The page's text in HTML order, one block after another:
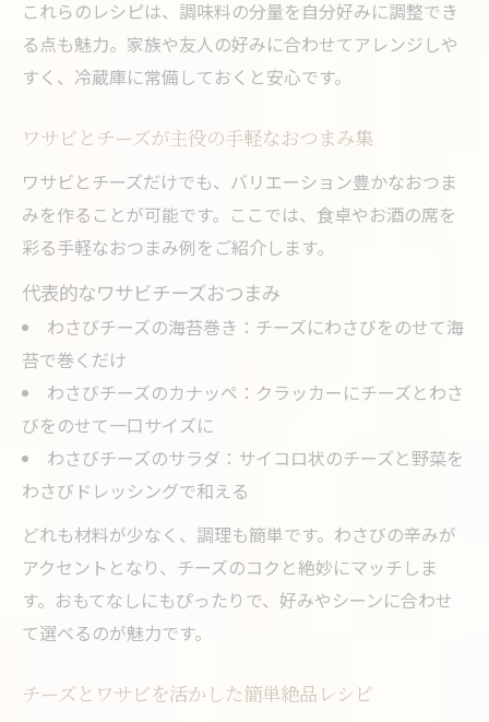
これらのレシピは、調味料の分量を自分好みに調整でき
る点も魅力。家族や友人の好みに合わせてアレンジしや
すく、冷蔵庫に常備しておくと安心です。
ワサビとチーズが主役の手軽なおつまみ集
ワサビとチーズだけでも、バリエーション豊かなおつま
みを作ることが可能です。ここでは、食卓やお酒の席を
彩る手軽なおつまみ例をご紹介します。
代表的なワサビチーズおつまみ
わさびチーズの海苔巻き：チーズにわさびをのせて海
苔で巻くだけ
わさびチーズのカナッペ：クラッカーにチーズとわさ
びをのせて一口サイズに
わさびチーズのサラダ：サイコロ状のチーズと野菜を
わさびドレッシングで和える
どれも材料が少なく、調理も簡単です。わさびの辛みが
アクセントとなり、チーズのコクと絶妙にマッチしま
す。おもてなしにもぴったりで、好みやシーンに合わせ
て選べるのが魅力です。
チーズとワサビを活かした簡単絶品レシピ